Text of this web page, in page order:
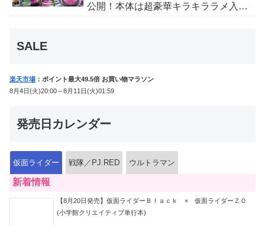
公開！本体は超豪華キラキララメ入
SALE
楽天市場 ：ポイント最大49.5倍 お買い物マラソン
8月4日(火)20:00～8月11日(火)01:59
発売日カレンダー
仮面ライダー 戦隊／PJ.RED ウルトラマン
新着情報
【8月20日発売】仮面ライダーＢｌａｃｋ × 仮面ライダーＺＯ
(小学館クリエイティブ単行本)